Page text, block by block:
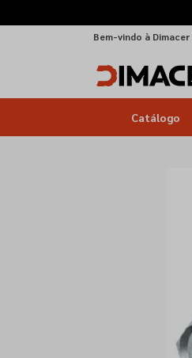
Bem-vindo à Dimacer
Catálogo